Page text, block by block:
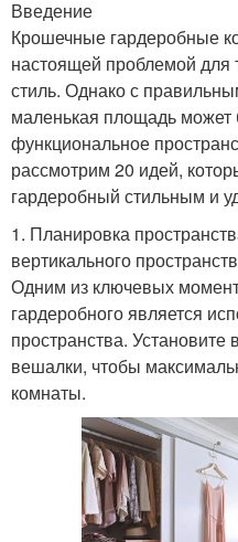
Введение
Крошечные гардеробные
настоящей проблемой для
стиль. Однако с
маленькая площадь
функциональное
рассмотрим 20 идей,
гардеробный стильным и
1. Планировка
вертикального
Одним из ключевых
гардеробного является
пространства. Установите
вешалки, чтобы
комнаты.